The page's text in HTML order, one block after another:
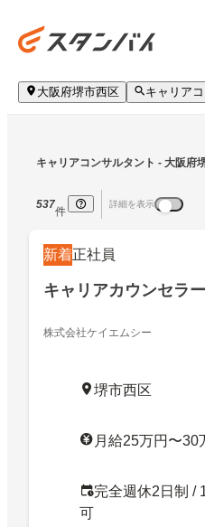
大阪府堺市西区 キャリア
キャリアコンサルタント - 大阪府
537
件
詳細を表示
新着正社員
キャリアカウンセラー
株式会社ケイエムシー
堺市西区
月給25万円〜30
完全週休2日制 /
可